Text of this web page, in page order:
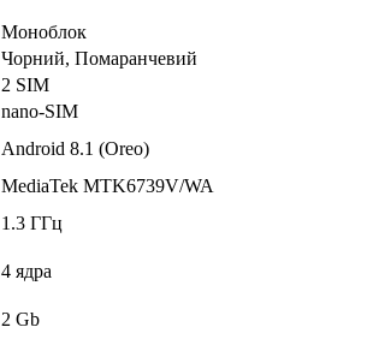
Моноблок
Чорний, Помаранчевий
2 SIM
nano-SIM
Android 8.1 (Oreo)
MediaTek MTK6739V/WA
1.3 ГГц
4 ядра
2 Gb